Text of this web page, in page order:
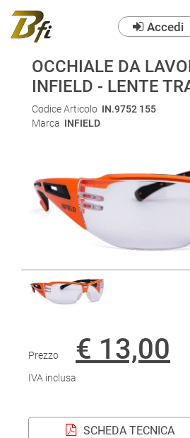
Accedi
OCCHIALE DA
INFIELD - LENTE
Codice Articolo IN.9752 155
Marca INFIELD
Prezzo € 13,00
IVA inclusa
SCHEDA TECNICA